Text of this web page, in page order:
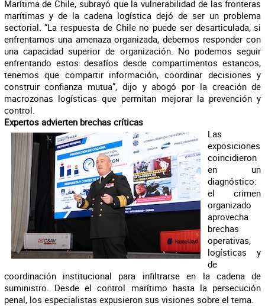
Marítima de Chile, subrayó que la vulnerabilidad de las fronteras
marítimas y de la cadena logística dejó de ser un problema
sectorial. “La respuesta de Chile no puede ser desarticulada, si
enfrentamos una amenaza organizada, debemos responder con
una capacidad superior de organización. No podemos seguir
enfrentando estos desafíos desde compartimentos estancos,
tenemos que compartir información, coordinar decisiones y
construir confianza mutua”, dijo y abogó por la creación de
macrozonas logísticas que permitan mejorar la prevención y
control.
Expertos advierten brechas críticas
Las
exposiciones
coincidieron
en un
diagnóstico:
el crimen
organizado
aprovecha
brechas
operativas,
logísticas y
de
coordinación institucional para infiltrarse en la cadena de
suministro. Desde el control marítimo hasta la persecución
penal, los especialistas expusieron sus visiones sobre el tema.